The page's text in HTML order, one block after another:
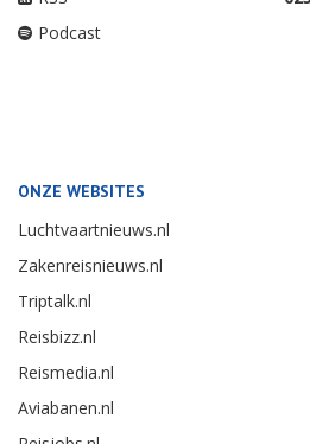
Podcast
ONZE WEBSITES
Luchtvaartnieuws.nl
Zakenreisnieuws.nl
Triptalk.nl
Reisbizz.nl
Reismedia.nl
Aviabanen.nl